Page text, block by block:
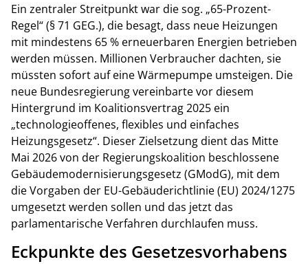
Ein zentraler Streitpunkt war die sog. „65-Prozent-
Regel“ (§ 71 GEG.), die besagt, dass neue Heizungen
mit mindestens 65 % erneuerbaren Energien betrieben
werden müssen. Millionen Verbraucher dachten, sie
müssten sofort auf eine Wärmepumpe umsteigen. Die
neue Bundesregierung vereinbarte vor diesem
Hintergrund im Koalitionsvertrag 2025 ein
„technologieoffenes, flexibles und einfaches
Heizungsgesetz“. Dieser Zielsetzung dient das Mitte
Mai 2026 von der Regierungskoalition beschlossene
Gebäudemodernisierungsgesetz (GModG), mit dem
die Vorgaben der EU-Gebäuderichtlinie (EU) 2024/1275
umgesetzt werden sollen und das jetzt das
parlamentarische Verfahren durchlaufen muss.
Eckpunkte des Gesetzesvorhabens